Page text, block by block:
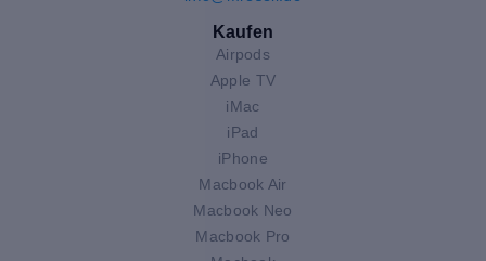
Kaufen
Airpods
Apple TV
iMac
iPad
iPhone
Macbook Air
Macbook Neo
Macbook Pro